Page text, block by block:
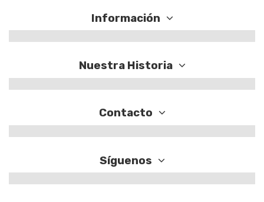
Información
Nuestra Historia
Contacto
Síguenos